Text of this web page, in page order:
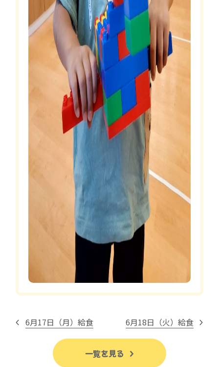
6月17日（月）給食 6月18日（火）給食
一覧を見る